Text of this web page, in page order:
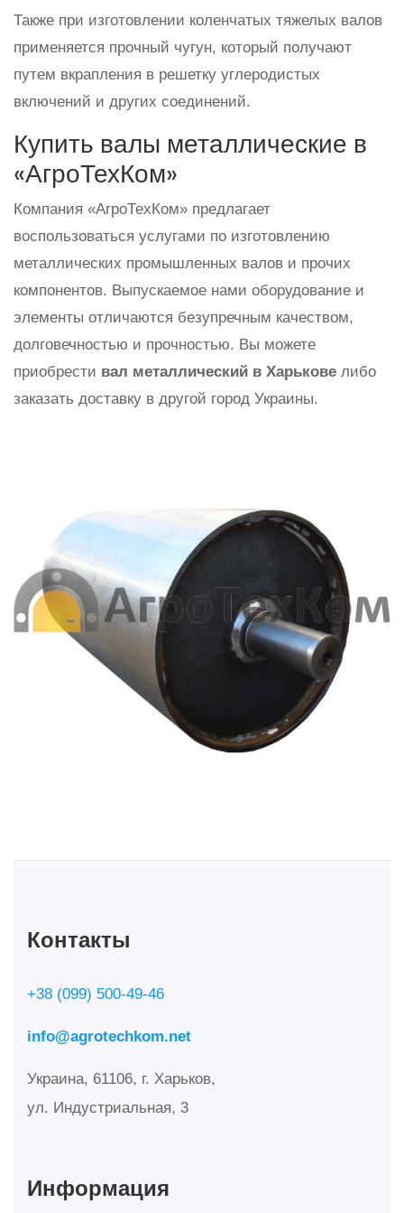
Также при изготовлении коленчатых тяжелых валов
применяется прочный чугун, который получают
путем вкрапления в решетку углеродистых
включений и других соединений.
Купить валы металлические в
«АгроТехКом»
Компания «АгроТехКом» предлагает
воспользоваться услугами по изготовлению
металлических промышленных валов и прочих
компонентов. Выпускаемое нами оборудование и
элементы отличаются безупречным качеством,
долговечностью и прочностью. Вы можете
приобрести вал металлический в Харькове либо
заказать доставку в другой город Украины.
Контакты
+38 (099) 500-49-46
info@agrotechkom.net
Украина, 61106, г. Харьков,
ул. Индустриальная, 3
Информация